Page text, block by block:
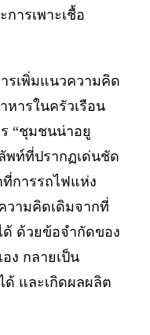
ารเพาะเชื้อ
รเพิ่มแนวความคิด
หารในครัวเรือน
“ชุมชนน่าอยู
พท์ที่ปรากฏเด่นชัด
การรถไฟแห่ง
วามคิดเดิมจากที่
ด้ ด้วยข้อจำกัดของ
ง กลายเป็น
ด้ และเกิดผลผลิต